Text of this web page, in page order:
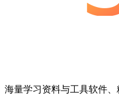
海量学习资料与工具软件